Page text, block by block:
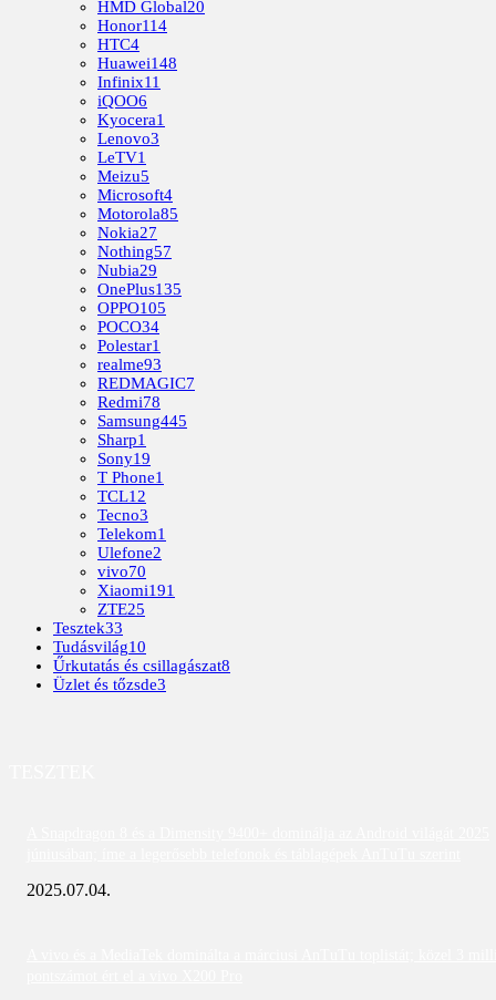
HMD Global20
Honor114
HTC4
Huawei148
Infinix11
iQOO6
Kyocera1
Lenovo3
LeTV1
Meizu5
Microsoft4
Motorola85
Nokia27
Nothing57
Nubia29
OnePlus135
OPPO105
POCO34
Polestar1
realme93
REDMAGIC7
Redmi78
Samsung445
Sharp1
Sony19
T Phone1
TCL12
Tecno3
Telekom1
Ulefone2
vivo70
Xiaomi191
ZTE25
Tesztek33
Tudásvilág10
Űrkutatás és csillagászat8
Üzlet és tőzsde3
2025.07.04.